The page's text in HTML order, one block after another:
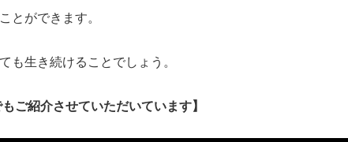
とができます。
も生き続けることでしょう。
ご紹介させていただいています】